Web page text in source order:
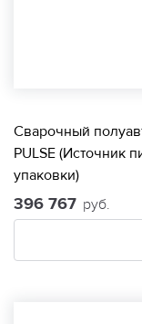
Сварочный
PULSE (Источник
упаковки)
396 767 руб.